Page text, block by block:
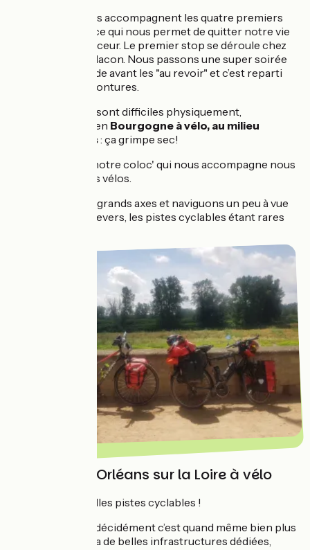
Des copains nous accompagnent les quatre premiers
jours du voyage, ce qui nous permet de quitter notre vie
lyonnaise en douceur. Le premier stop se déroule chez
mon père, vers Macon. Nous passons une super soirée
avec tout le monde avant les "au revoir" et c’est reparti
sur nos fidèles montures.
Les débuts sont difficiles physiquement,
d’autant qu'en Bourgogne à vélo, au milieu
des vignes: ça grimpe sec!
Heureusement, notre coloc' qui nous accompagne nous
aide à pousser les vélos.
Nous évitons les grands axes et naviguons un peu à vue
pour rejoindre Nevers, les pistes cyclables étant rares
De Nevers à Orléans sur la Loire à vélo
Enfin de belles pistes cyclables !
Le voyage à vélo décidément c’est quand même bien plus
sympa quand on a de belles infrastructures dédiées,